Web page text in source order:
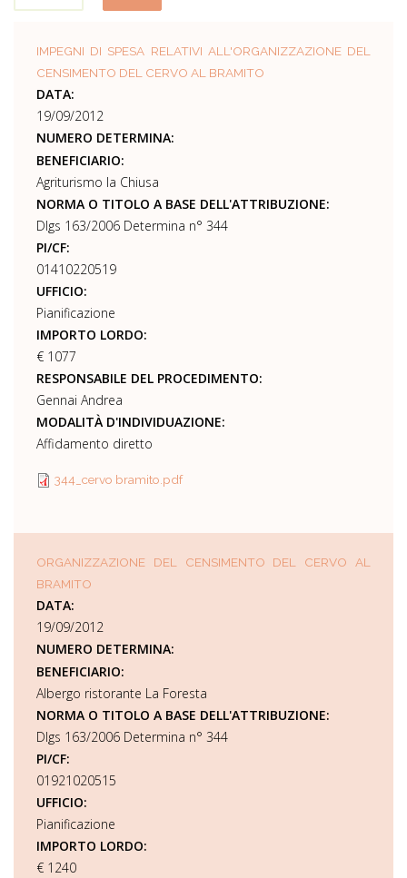
IMPEGNI DI SPESA RELATIVI ALL'ORGANIZZAZIONE DEL
CENSIMENTO DEL CERVO AL BRAMITO
DATA:
19/09/2012
NUMERO DETERMINA:
BENEFICIARIO:
Agriturismo la Chiusa
NORMA O TITOLO A BASE DELL'ATTRIBUZIONE:
Dlgs 163/2006 Determina n° 344
PI/CF:
01410220519
UFFICIO:
Pianificazione
IMPORTO LORDO:
€ 1077
RESPONSABILE DEL PROCEDIMENTO:
Gennai Andrea
MODALITÀ D'INDIVIDUAZIONE:
Affidamento diretto
344_cervo bramito.pdf
ORGANIZZAZIONE DEL CENSIMENTO DEL CERVO AL
BRAMITO
DATA:
19/09/2012
NUMERO DETERMINA:
BENEFICIARIO:
Albergo ristorante La Foresta
NORMA O TITOLO A BASE DELL'ATTRIBUZIONE:
Dlgs 163/2006 Determina n° 344
PI/CF:
01921020515
UFFICIO:
Pianificazione
IMPORTO LORDO:
€ 1240